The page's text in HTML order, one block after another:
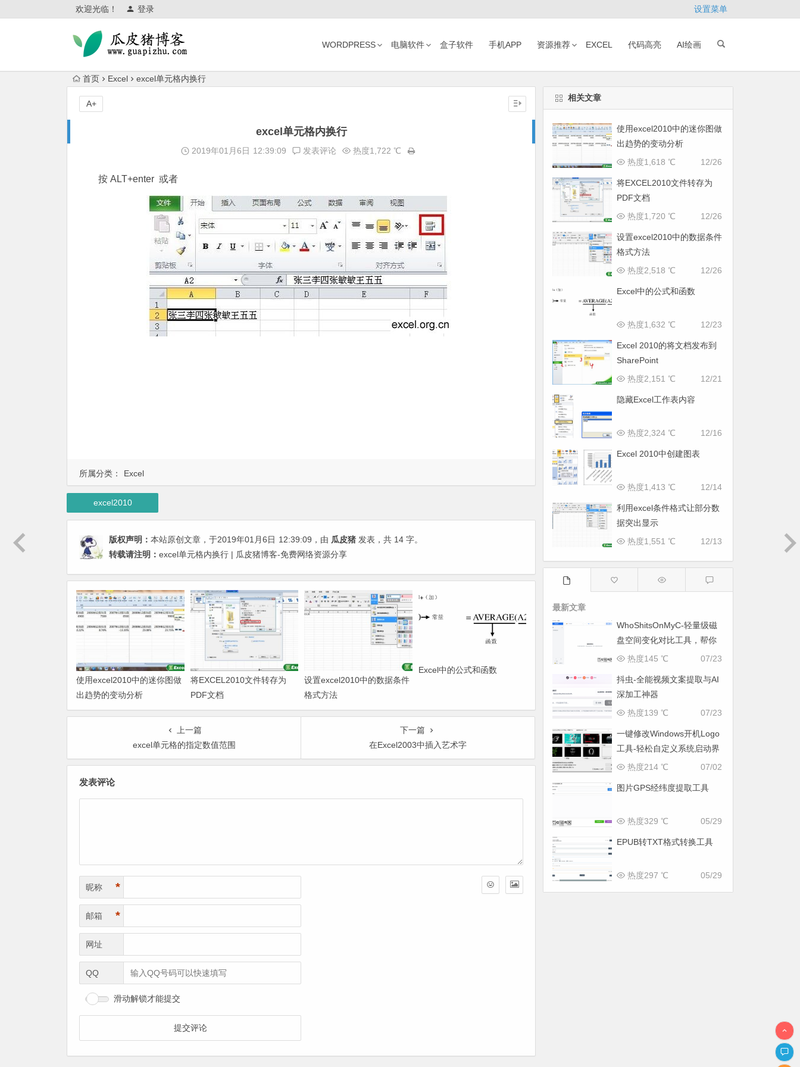
欢迎光临！ 登录 设置菜单
WORDPRESS 电脑软件 盒子软件 手机APP 资源推荐 EXCEL 代码高亮 AI绘画
首页 Excel excel单元格内换行
excel单元格内换行
2019年01月6日 12:39:09 发表评论 热度1,722 ℃
按 ALT+enter 或者
A+
所属分类： Excel
excel2010
版权声明： 本站原创文章，于2019年01月6日 12:39:09 ，由 瓜皮猪 发表，共 14 字。
转载请注明： excel单元格内换行 | 瓜皮猪博客-免费网络资源分享
使用excel2010中的迷你图做
出趋势的变动分析
将EXCEL2010文件转存为
PDF文档
设置excel2010中的数据条件
格式方法
Excel中的公式和函数
上一篇
excel单元格的指定数值范围
下一篇
在Excel2003中插入艺术字
发表评论
昵称 *
邮箱 *
网址
QQ
滑动解锁才能提交
相关文章
使用excel2010中的迷你图做
出趋势的变动分析
12/26
热度1,618 ℃
将EXCEL2010文件转存为
PDF文档
12/26
热度1,720 ℃
设置excel2010中的数据条件
格式方法
12/26
热度2,518 ℃
Excel中的公式和函数
12/23
热度1,632 ℃
Excel 2010的将文档发布到
SharePoint
12/21
热度2,151 ℃
隐藏Excel工作表内容
12/16
热度2,324 ℃
Excel 2010中创建图表
12/14
热度1,413 ℃
利用excel条件格式让部分数
据突出显示
12/13
热度1,551 ℃
最新文章
WhoShitsOnMyC-轻量级磁
盘空间变化对比工具，帮你
找出“吃掉”空间的罪魁祸首
07/23
热度145 ℃
抖虫-全能视频文案提取与AI
深加工神器
07/23
热度139 ℃
一键修改Windows开机Logo
工具-轻松自定义系统启动界
面
07/02
热度214 ℃
图片GPS经纬度提取工具
05/29
热度329 ℃
EPUB转TXT格式转换工具
05/29
热度297 ℃